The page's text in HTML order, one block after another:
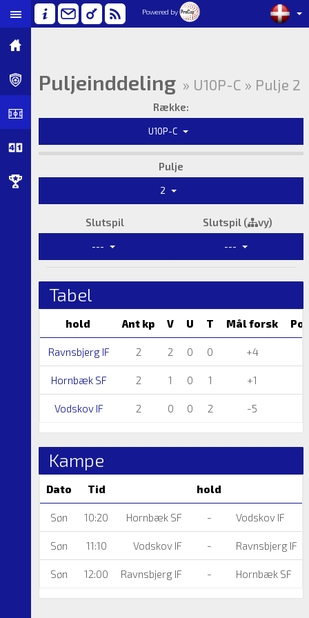
Powered by
Puljeinddeling » U10P-C » Pulje 2
Række:
U10P-C
Pulje
2
Slutspil Slutspil ( vy)
--- ---
Tabel
hold Ant kp V U T Mål forsk
Ravnsbjerg IF 2 2 0 0 +4
Hornbæk SF 2 1 0 1 +1
Vodskov IF 2 0 0 2 -5
Kampe
Dato Tid hold
Søn 10:20 Hornbæk SF - Vodskov IF
Søn 11:10 Vodskov IF - Ravnsbjerg IF
Søn 12:00 Ravnsbjerg IF - Hornbæk SF